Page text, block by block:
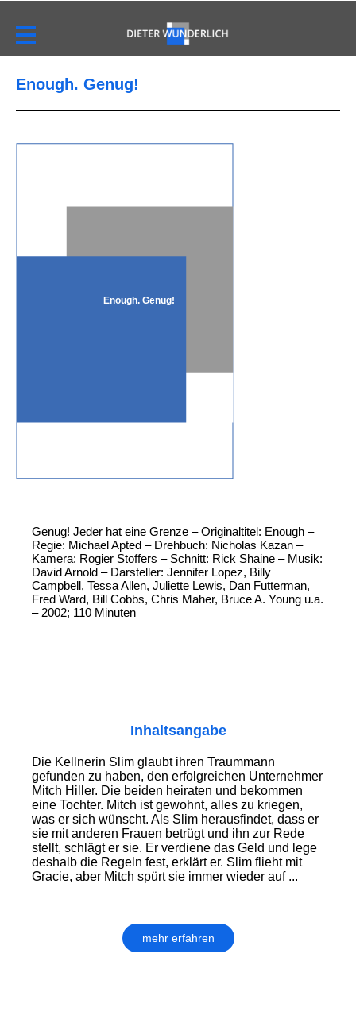
Enough. Genug!
Enough. Genug!
Genug! Jeder hat eine Grenze – Originaltitel: Enough –
Regie: Michael Apted – Drehbuch: Nicholas Kazan –
Kamera: Rogier Stoffers – Schnitt: Rick Shaine – Musik:
David Arnold – Darsteller: Jennifer Lopez, Billy
Campbell, Tessa Allen, Juliette Lewis, Dan Futterman,
Fred Ward, Bill Cobbs, Chris Maher, Bruce A. Young u.a.
– 2002; 110 Minuten
Inhaltsangabe
Die Kellnerin Slim glaubt ihren Traummann
gefunden zu haben, den erfolgreichen Unternehmer
Mitch Hiller. Die beiden heiraten und bekommen
eine Tochter. Mitch ist gewohnt, alles zu kriegen,
was er sich wünscht. Als Slim herausfindet, dass er
sie mit anderen Frauen betrügt und ihn zur Rede
stellt, schlägt er sie. Er verdiene das Geld und lege
deshalb die Regeln fest, erklärt er. Slim flieht mit
Gracie, aber Mitch spürt sie immer wieder auf ...
mehr erfahren